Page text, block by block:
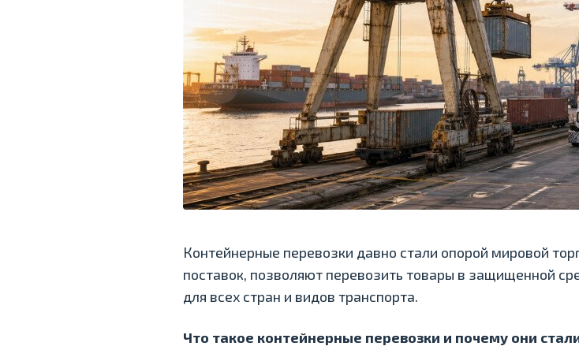
Контейнерные перевозки давно стали опорой мировой
поставок, позволяют перевозить товары в защищенной
для всех стран и видов транспорта.
Что такое контейнерные перевозки и почему они